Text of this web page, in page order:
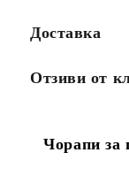
Доставка
Отзиви от
Чорапи за